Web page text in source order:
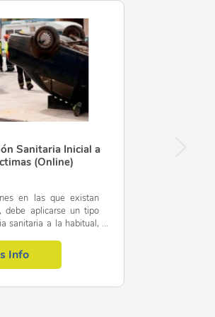
Y
Sanitaria Inicial a
(Online)
en las que existan
debe aplicarse un tipo
sanitaria a la habitual,
Info